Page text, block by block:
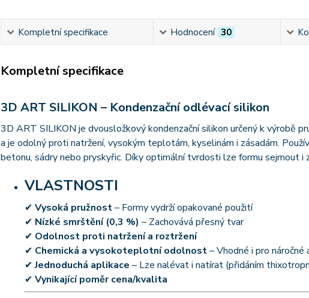
Kompletní specifikace Hodnocení 30
Kompletní specifikace
3D ART SILIKON – Kondenzační odlévací silikon
3D ART SILIKON je dvousložkový kondenzační silikon určený k výrobě
a je odolný proti natržení, vysokým teplotám, kyselinám i zásadám.
betonu, sádry nebo pryskyřic. Díky optimální tvrdosti lze formu sejmout i
VLASTNOSTI
✔ Vysoká pružnost– Formy vydrží opakované použití
✔ Nízké smrštění (0,3 %) – Zachovává přesný tvar
✔ Odolnost proti natržení a roztržení
✔ Chemická a vysokoteplotní odolnost– Vhodné i pro náročné
✔Jednoduchá aplikace – Lze nalévat i natírat (přidáním
✔ Vynikající poměr cena/kvalita